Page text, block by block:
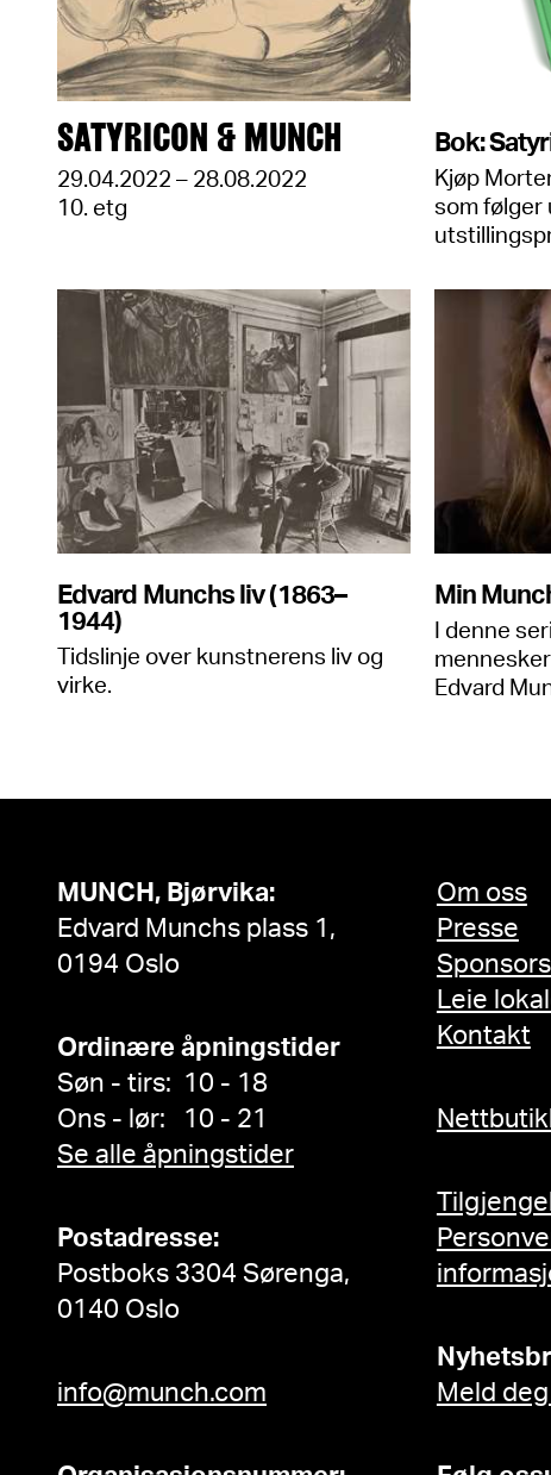
SATYRICON & MUNCH
29.04.2022 – 28.08.2022
10. etg
Bok:
Kjøp
som følger
Edvard Munchs liv (1863–
1944)
Tidslinje over kunstnerens liv og
virke.
Min
I denne
Edvard
MUNCH, Bjørvika:
Edvard Munchs plass 1,
0194 Oslo
Ordinære åpningstider
Søn - tirs: 10 - 18
Ons - lør: 10 - 21
Se alle åpningstider
Postadresse:
Postboks 3304 Sørenga,
0140 Oslo
info@munch.com
Om oss
Presse
Leie
Kontakt
Meld